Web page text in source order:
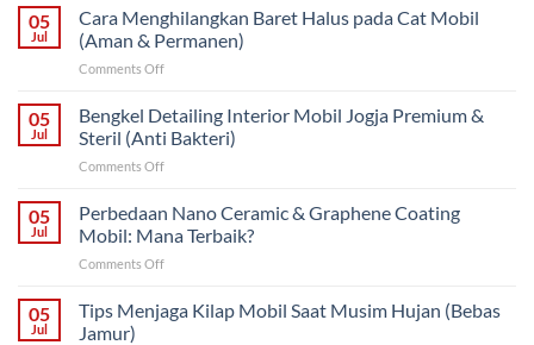
Body
Repair
Toyota
Fortuner
Profesional
&
05
Jul
Cara Menghilangkan Baret Halus pada Cat Mobil
(Aman & Permanen)
Comments Offon
Menghilangkan
Baret
Halus
pada
Mobil
(Aman
05
Jul
Bengkel Detailing Interior Mobil Jogja Premium &
Steril (Anti Bakteri)
Comments Offon
Detailing
Interior
Mobil
Jogja
&
Steril
05
Jul
Perbedaan Nano Ceramic & Graphene Coating
Mobil: Mana Terbaik?
Comments Offon
Nano
Ceramic
05
Jul
Tips Menjaga Kilap Mobil Saat Musim Hujan (Bebas
Jamur)